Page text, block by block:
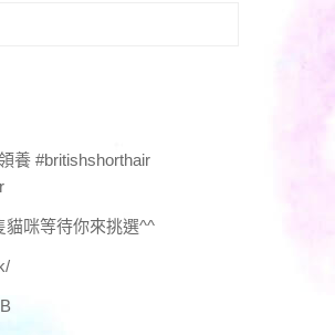
養 #britishshorthair
貓咪等待你來挑選^^